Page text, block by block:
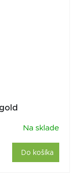
Na sklade
Do košíka